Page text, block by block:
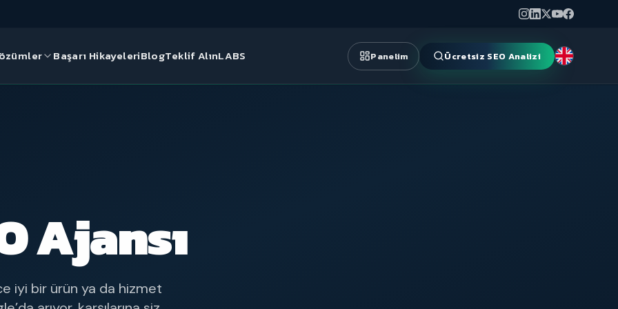
Başarı HikayeleriBlogTeklif AlınLABS Panelim Ücretsiz SEO Analizi
Ajansı
iyi bir ürün ya da hizmet